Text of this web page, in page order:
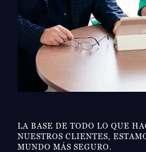
MUNDO MÁS SEGURO.